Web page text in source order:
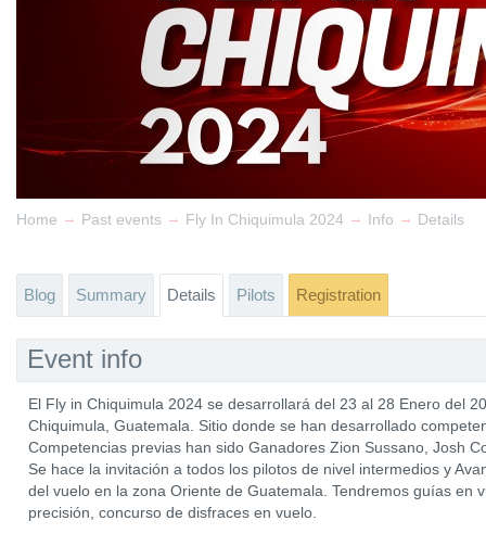
Home → Past events → Fly In Chiquimula 2024 → Info → Details
Blog Summary Details Pilots Registration
Event info
El Fly in Chiquimula 2024 se desarrollará del 23 al 28 Enero del
Chiquimula, Guatemala. Sitio donde se han desarrollado
Competencias previas han sido Ganadores Zion Sussano, Josh
Se hace la invitación a todos los pilotos de nivel intermedios y
del vuelo en la zona Oriente de Guatemala. Tendremos guías en
precisión, concurso de disfraces en vuelo.